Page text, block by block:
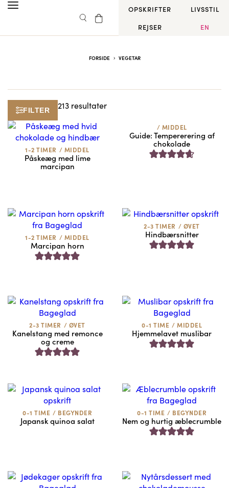
OPSKRIFTER
LIVSSTIL
REJSER
EN
FORSIDE VEGETAR
FILTER 213 resultater
1-2 TIMER / MIDDEL
Påskeæg med lime
marcipan
/ MIDDEL
Guide: Tempererering af
chokolade
1-2 TIMER / MIDDEL
Marcipan horn
2-3 TIMER / ØVET
Hindbærsnitter
2-3 TIMER / ØVET
Kanelstang med remonce
og creme
0-1 TIME / MIDDEL
Hjemmelavet muslibar
0-1 TIME / BEGYNDER
Japansk quinoa salat
0-1 TIME / BEGYNDER
Nem og hurtig æblecrumble